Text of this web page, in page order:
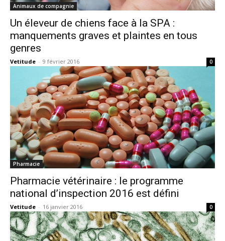
Animaux de compagnie
Un éleveur de chiens face à la SPA :
manquements graves et plaintes en tous
genres
Vetitude - 9 février 2016 0
Pharmacie
Pharmacie vétérinaire : le programme
national d’inspection 2016 est défini
Vetitude - 16 janvier 2016 0